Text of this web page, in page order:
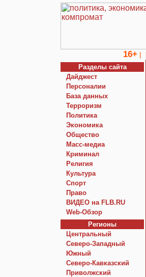
16+ |
Разделы сайта
Дайджест
Персоналии
База данных
Терроризм
Политика
Экономика
Общество
Macc-медиа
Криминал
Религия
Культура
Спорт
Право
ВИДЕО на FLB.RU
Web-Обзор
Регионы
Центральный
Северо-Западный
Южный
Северо-Кавказский
Приволжский